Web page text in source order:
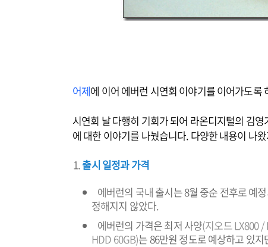
어제에 이어 에버런 시연회 이야기를 이어가도록
시연회 날 다행히 기회가 되어 라온디지털의 김
에 대한 이야기를 나눴습니다. 다양한 내용이 나
출시 일정과 가격
에버런의 국내 출시는 8월 중순 전후로 예
정해지지 않았다.
에버런의 가격은 최저 사양(지오드 LX800 /
HDD 60GB)는 86만원 정도로 예상하고 있